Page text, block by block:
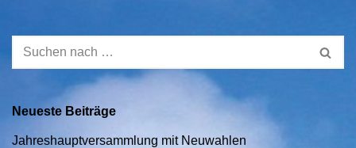
Neueste Beiträge
Jahreshauptversammlung mit Neuwahlen